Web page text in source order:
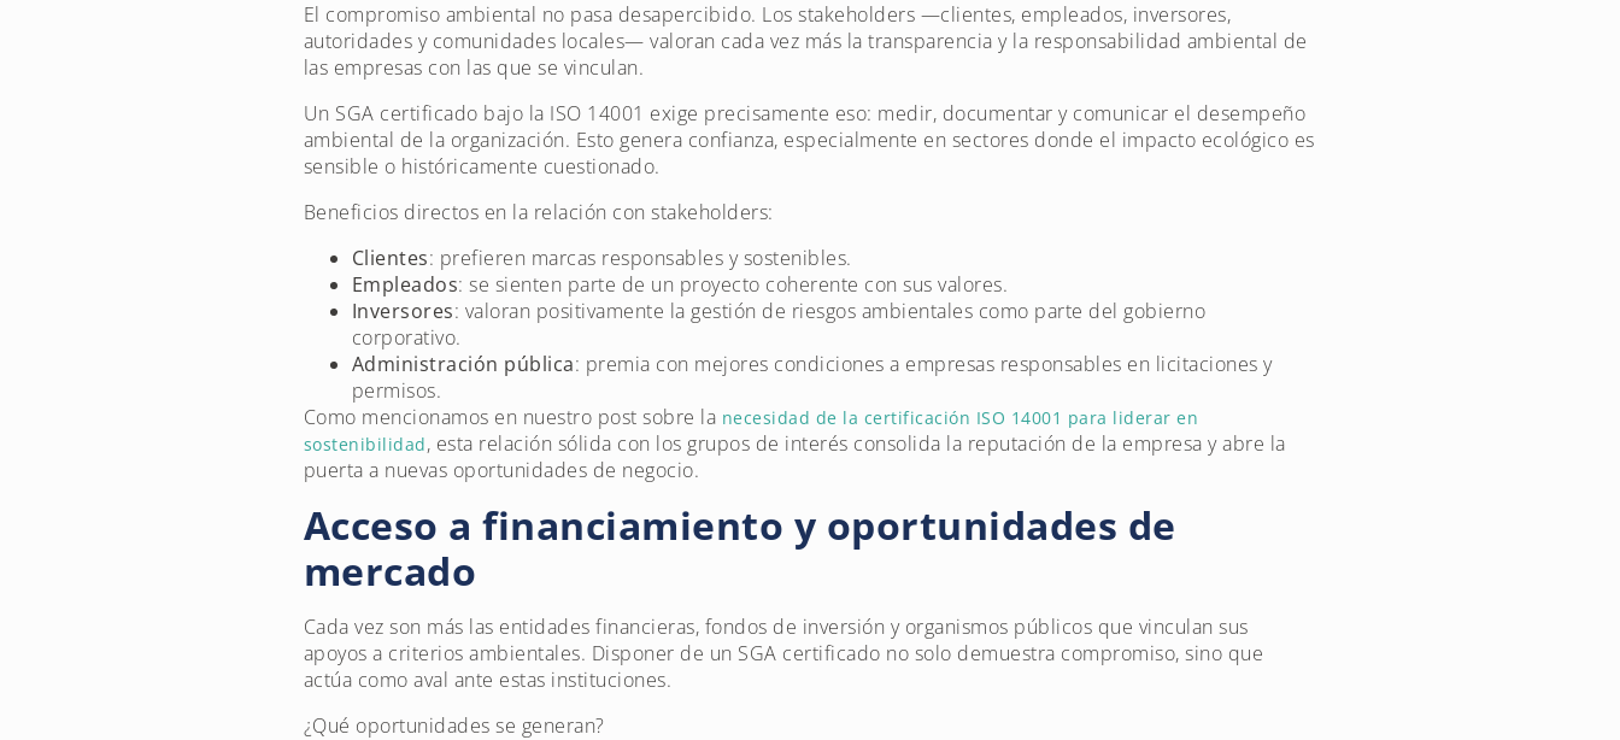
El compromiso ambiental no pasa desapercibido. Los stakeholders —clientes, empleados, inversores,
autoridades y comunidades locales— valoran cada vez más la transparencia y la responsabilidad ambiental de
las empresas con las que se vinculan.
Un SGA certificado bajo la ISO 14001 exige precisamente eso: medir, documentar y comunicar el desempeño
ambiental de la organización. Esto genera confianza, especialmente en sectores donde el impacto ecológico es
sensible o históricamente cuestionado.
Beneficios directos en la relación con stakeholders:
Clientes: prefieren marcas responsables y sostenibles.
Empleados: se sienten parte de un proyecto coherente con sus valores.
Inversores: valoran positivamente la gestión de riesgos ambientales como parte del gobierno
corporativo.
Administración pública: premia con mejores condiciones a empresas responsables en licitaciones y
permisos.
Como mencionamos en nuestro post sobre la necesidad de la certificación ISO 14001 para liderar en
sostenibilidad, esta relación sólida con los grupos de interés consolida la reputación de la empresa y abre la
puerta a nuevas oportunidades de negocio.
Acceso a financiamiento y oportunidades de
mercado
Cada vez son más las entidades financieras, fondos de inversión y organismos públicos que vinculan sus
apoyos a criterios ambientales. Disponer de un SGA certificado no solo demuestra compromiso, sino que
actúa como aval ante estas instituciones.
¿Qué oportunidades se generan?